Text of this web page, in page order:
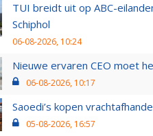
TUI breidt uit op ABC-
Schiphol
06-08-2026, 10:24
Nieuwe ervaren CEO moet
06-08-2026, 10:17
Saoedi’s kopen
05-08-2026, 16:57